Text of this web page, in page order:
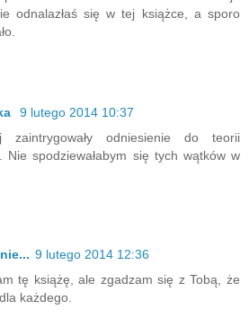
odnalazłaś się w tej książce, a sporo
9 lutego 2014 10:37
zaintrygowały odniesienie do teorii
Nie spodziewałabym się tych wątków w
9 lutego 2014 12:36
tę książę, ale zgadzam się z Tobą, że
każdego.